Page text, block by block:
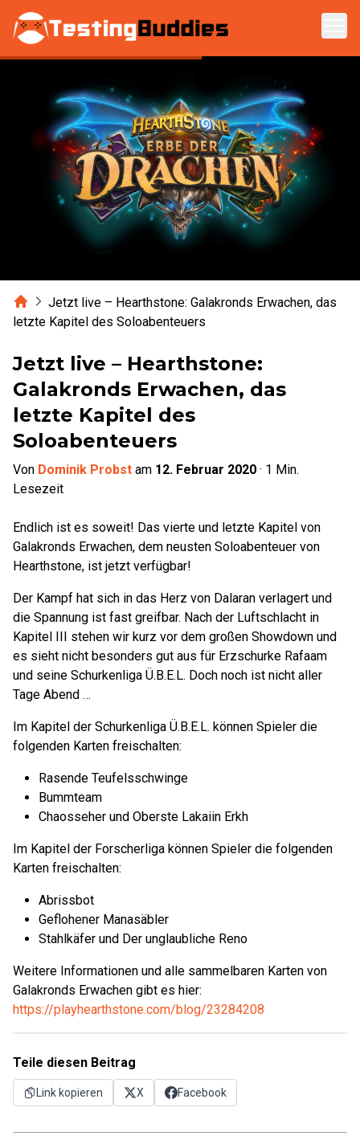
Zum Hauptinhalt springen
HomeJetzt live – Hearthstone: Galakronds Erwachen, das
letzte Kapitel des Soloabenteuers
Jetzt live – Hearthstone:
Galakronds Erwachen, das
letzte Kapitel des
Soloabenteuers
Von Dominik Probst am 12. Februar 2020 · 1 Min.
Lesezeit
Endlich ist es soweit! Das vierte und letzte Kapitel von
Galakronds Erwachen, dem neusten Soloabenteuer von
Hearthstone, ist jetzt verfügbar!
Der Kampf hat sich in das Herz von Dalaran verlagert und
die Spannung ist fast greifbar. Nach der Luftschlacht in
Kapitel III stehen wir kurz vor dem großen Showdown und
es sieht nicht besonders gut aus für Erzschurke Rafaam
und seine Schurkenliga Ü.B.E.L. Doch noch ist nicht aller
Tage Abend …
Im Kapitel der Schurkenliga Ü.B.E.L. können Spieler die
folgenden Karten freischalten:
Rasende Teufelsschwinge
Bummteam
Chaosseher und Oberste Lakaiin Erkh
Im Kapitel der Forscherliga können Spieler die folgenden
Karten freischalten:
Abrissbot
Geflohener Manasäbler
Stahlkäfer und Der unglaubliche Reno
Weitere Informationen und alle sammelbaren Karten von
Galakronds Erwachen gibt es hier:
https://playhearthstone.com/blog/23284208
Teile diesen Beitrag
Link kopieren X Facebook